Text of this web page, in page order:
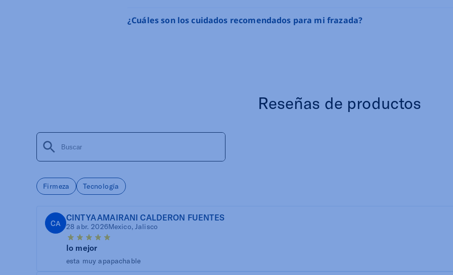
¿Cuáles son los cuidados recomendados para mi frazada?
Reseñas de productos
Firmeza Tecnología
CA
CINTYA AMAIRANI CALDERON FUENTES
28 abr. 2026Mexico, Jalisco
lo mejor
esta muy apapachable